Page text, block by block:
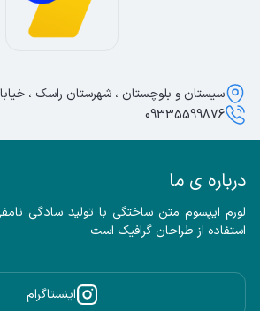
درباره ی ما
استفاده از طراحان گرافیک است
اینستاگرام
سیستان و بلوچستان ، شهرستان راسک ، خیابان
09335599876